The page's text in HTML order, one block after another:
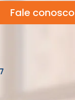
Fale conosco